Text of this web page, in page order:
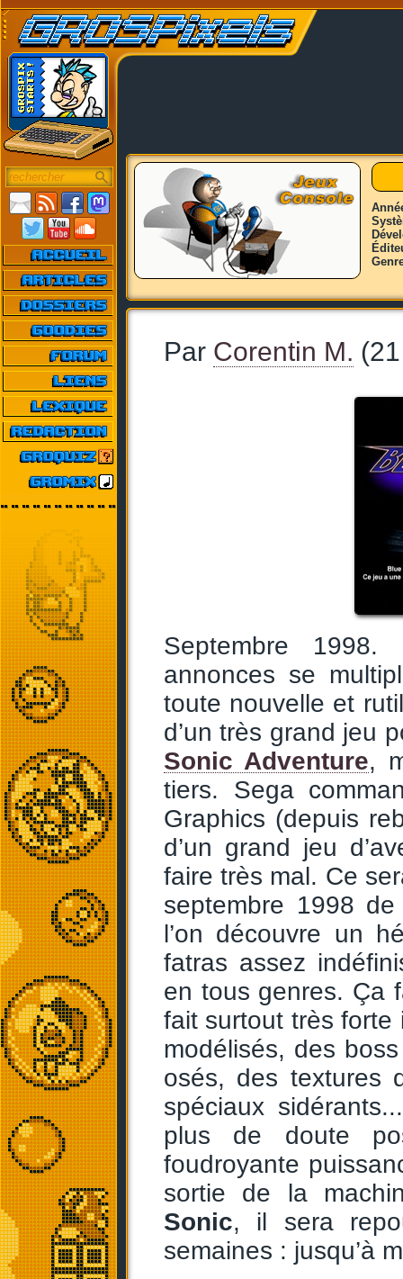
Par Corentin M.
Septembre
annonces se
toute nouvelle et
d’un très grand jeu
Sonic Adventure,
tiers. Sega
Graphics (depuis
d’un grand jeu
faire très mal. Ce
septembre 1998
l’on découvre un
fatras assez
en tous genres. Ça
fait surtout très forte
modélisés, des
osés, des textures
spéciaux
plus de doute
foudroyante
sortie de la
Sonic, il sera
semaines : jusqu’à